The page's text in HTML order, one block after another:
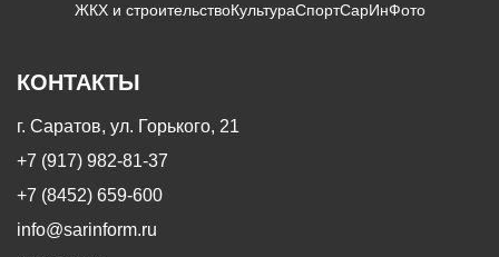
ЖКХ и строительствоКультураСпортСарИнФото
КОНТАКТЫ
г. Саратов, ул. Горького, 21
+7 (917) 982-81-37
+7 (8452) 659-600
info@sarinform.ru